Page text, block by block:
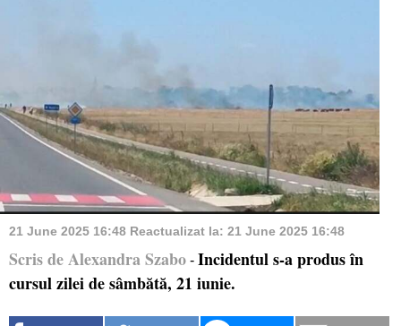
21 June 2025 16:48 Reactualizat la: 21 June 2025 16:48
Scris de Alexandra Szabo - Incidentul s-a produs în
cursul zilei de sâmbătă, 21 iunie.